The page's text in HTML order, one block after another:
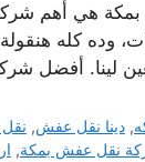
هي أهم شركة
وده كله
لينا. أفضل
,دينا نقل عفش,
نقل عفش بمكة,